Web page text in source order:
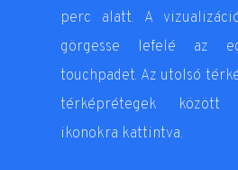
perc alatt. A
görgesse lefelé az
touchpadet. Az utolsó
térképrétegek között
ikonokra kattintva.